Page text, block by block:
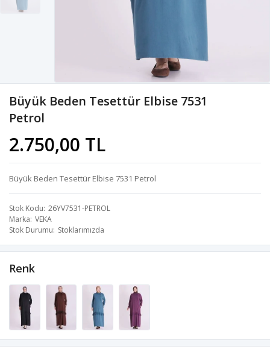
Büyük Beden Tesettür Elbise 7531
Petrol
2.750,00 TL
Büyük Beden Tesettür Elbise 7531 Petrol
Stok Kodu 26YV7531-PETROL
Marka VEKA
Stok Durumu Stoklarımızda
Renk